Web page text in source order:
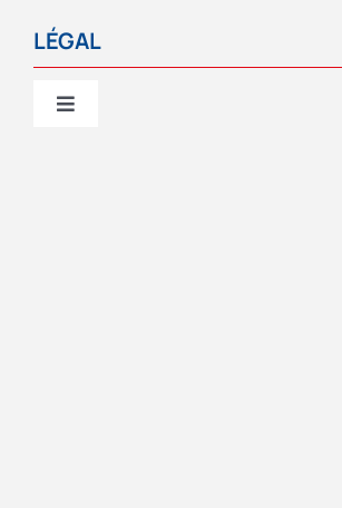
Accompagnement d’entrepreneur
Notre équipe
LÉGAL
Toggle